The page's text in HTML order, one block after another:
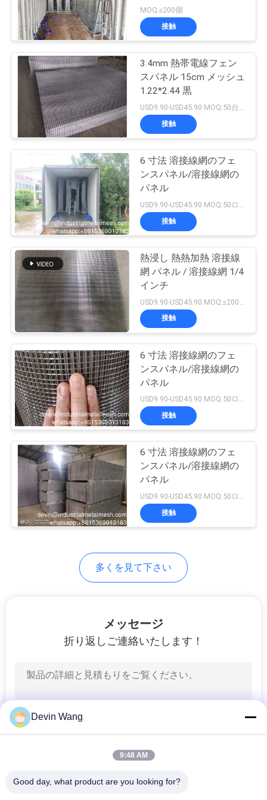
達
し
な
さ
い
引
用
を
要
求
し
な
さ
い
MOQ:≤200個
接触
3.4mm 熱帯電線フェン
スパネル 15cm メッシュ
1.22*2.44 黒
接触
6 寸法 溶接線網のフェ
ンスパネル/溶接線網の
パネル
接触
熱浸し 熱熱加熱 溶接線
網 パネル / 溶接線網 1/4
インチ
接触
6 寸法 溶接線網のフェ
ンスパネル/溶接線網の
パネル
USD9.90-USD45.90 MOQ:50ロール
接触
6 寸法 溶接線網のフェ
ンスパネル/溶接線網の
パネル
USD9.90-USD45.90 MOQ:50ロール
接触
多くを見て下さい
メッセージ
折り返しご連絡いたします！
Devin Wang
9:48 AM
Good day, what product are you looking for?